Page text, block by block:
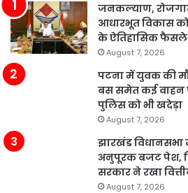
जनकल्याण,
आधारभूत विकास
के ऐतिहासिक फैसले
August 7, 2026
पटना में युवक की
बस समेत कई वाहन
पुलिस को भी खदेड़ा
August 7, 2026
झारखंड विधानसभा
अनुपूरक बजट पेश,
सरकार ने रखा
August 7, 2026